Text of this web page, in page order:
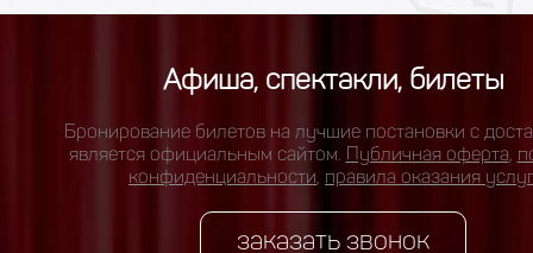
Афиша, спектакли, билеты
Бронирование билетов на лучшие постановки с
является официальным сайтом. Публичная оферта
конфиденциальности правила оказания услуг
заказать звонок